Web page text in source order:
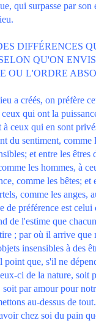
qui surpasse par son
DIFFÉRENCES
QU'ON
OU L'ORDRE
a créés, on préfère
qui ont la
à ceux qui en sont
du sentiment, comme
et entre les êtres
les hommes, à
comme les bêtes; et
comme les anges,
de préférence est celui
de l'estime que
; par où il arrive que
insensibles à des
point que, s'il ne
ci de la nature, soit
par amour pour
au-dessus de
chez soi du pain